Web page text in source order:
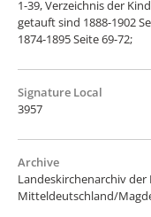
1-39, Verzeichnis der
getauft sind 1888-1902
1874-1895 Seite 69-72;
Signature Local
3957
Archive
Landeskirchenarchiv der
Mitteldeutschland/